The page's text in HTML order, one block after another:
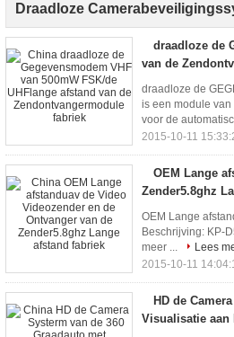
Draadloze
draadloze de
van de
draadloze de
is een module
voor de
2015-10-11
OEM Lange
Zender5.8ghz
OEM Lange
Beschrijving: KP-
meer ...
Lees
2015-10-11
HD de
Visualisatie aan